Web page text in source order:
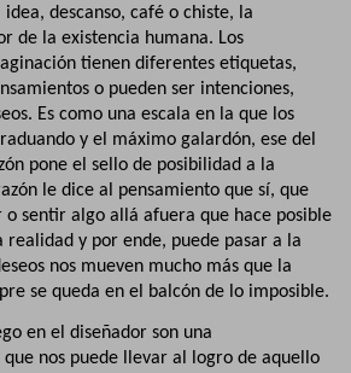
descanso, café o chiste, la
de la existencia humana. Los
tienen diferentes etiquetas,
o pueden ser intenciones,
Es como una escala en la que los
y el máximo galardón, ese del
pone el sello de posibilidad a la
le dice al pensamiento que sí, que
o sentir algo allá afuera que hace posible
realidad y por ende, puede pasar a la
nos mueven mucho más que la
se queda en el balcón de lo imposible.
en el diseñador son una
nos puede llevar al logro de aquello